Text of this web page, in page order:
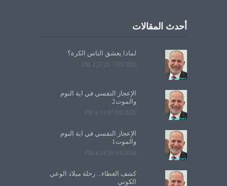
أحدث المقالات
لماذا يعشق الناس الكرة؟
7/13/2026 2:27:26 PM
الإعجاز النفسي في آية النوم
والموت2
6/8/2026 6:11:07 PM
الإعجاز النفسي في آية النوم
والموت1
6/6/2026 4:24:58 PM
كشف الغطاء... رحلة ميلاد الوعي
الكوني